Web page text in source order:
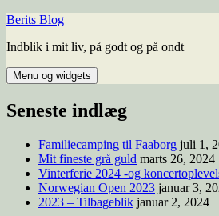
Hop
indhold
Berits Blog
Indblik i mit liv, på godt og på ondt
Menu og widgets
Seneste indlæg
Familiecamping til Faaborg juli 1,
Mit fineste grå guld marts 26, 2024
Vinterferie 2024 -og
Norwegian Open 2023 januar 3,
2023 – Tilbageblik januar 2, 2024